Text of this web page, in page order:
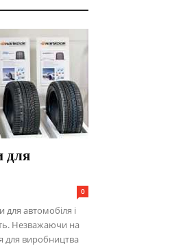
для
0
автомобіля і
Незважаючи на
для виробництва